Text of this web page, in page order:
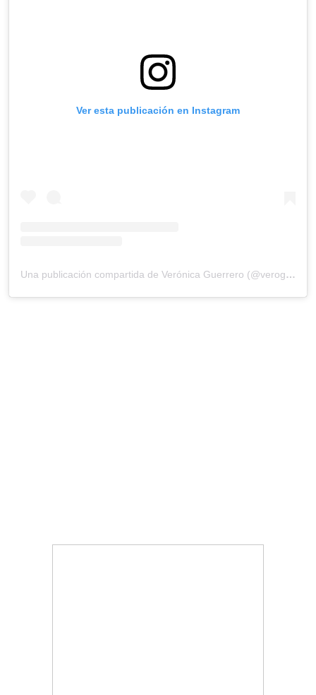
Ver esta publicación en Instagram
Una publicación compartida de Verónica Guerrero (@veroguerrero_)